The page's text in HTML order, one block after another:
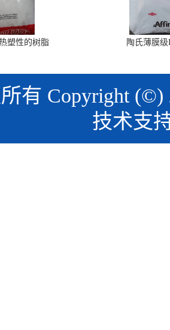
塑性的树脂 陶氏薄膜级
有 Copyright
技术支